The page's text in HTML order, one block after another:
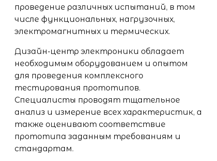
проведение различных испытаний, в том
числе функциональных, нагрузочных,
электромагнитных и термических.
Дизайн-центр электроники обладает
необходимым оборудованием и опытом
для проведения комплексного
тестирования прототипов.
Специалисты проводят тщательное
анализ и измерение всех характеристик, а
также оценивают соответствие
прототипа заданным требованиям и
стандартам.